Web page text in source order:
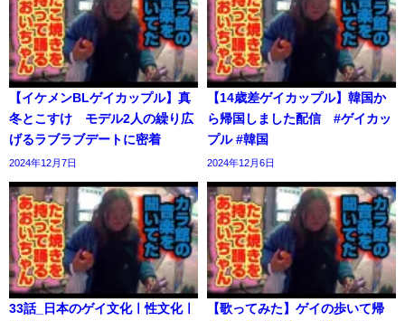
【イケメンBLゲイカップル】真
冬とこすけ モデル2人の繰り広
げるラブラブデートに密着
2024年12月7日
【14歳差ゲイカップル】韓国か
ら帰国しました配信 #ゲイカッ
プル #韓国
2024年12月6日
33話_日本のゲイ文化ㅣ性文化ㅣ
【歌ってみた】ゲイの歩いて帰